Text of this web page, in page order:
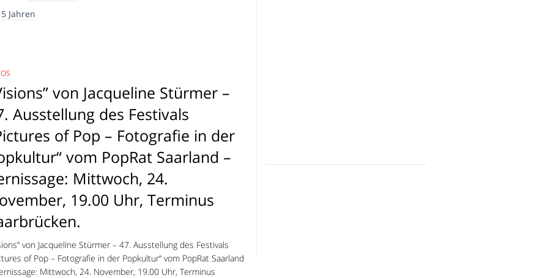
5 Jahren
von Jacqueline Stürmer –
Ausstellung des Festivals
of Pop – Fotografie in der
vom PopRat Saarland –
Mittwoch, 24.
19.00 Uhr, Terminus
von Jacqueline Stürmer – 47. Ausstellung des Festivals
of Pop – Fotografie in der Popkultur“ vom PopRat Saarland
Mittwoch, 24. November, 19.00 Uhr, Terminus